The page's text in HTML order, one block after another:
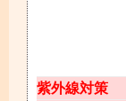
紫外線対策